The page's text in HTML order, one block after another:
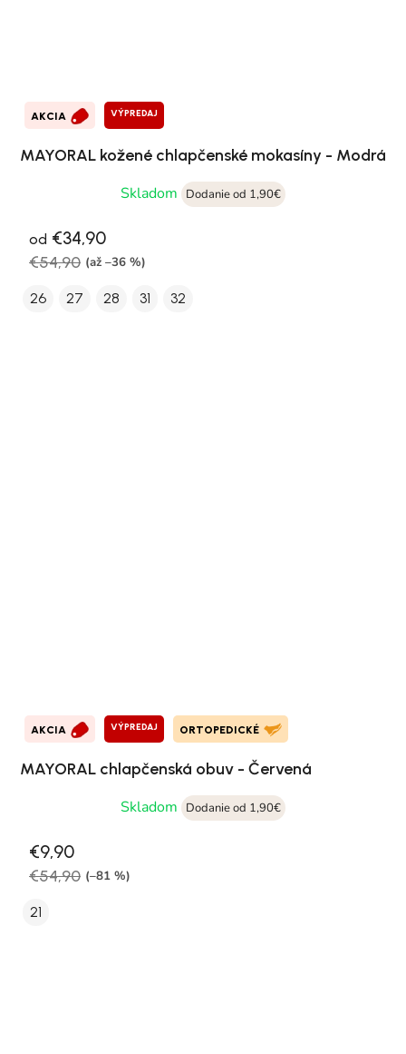
AKCIA VÝPREDAJ
MAYORAL kožené chlapčenské mokasíny - Modrá
Skladom
Dodanie od 1,90€
od €34,90
€54,90 (až –36 %)
26 27 28 31 32
AKCIA VÝPREDAJ ORTOPEDICKÉ
MAYORAL chlapčenská obuv - Červená
Skladom
Dodanie od 1,90€
€9,90
€54,90 (–81 %)
21